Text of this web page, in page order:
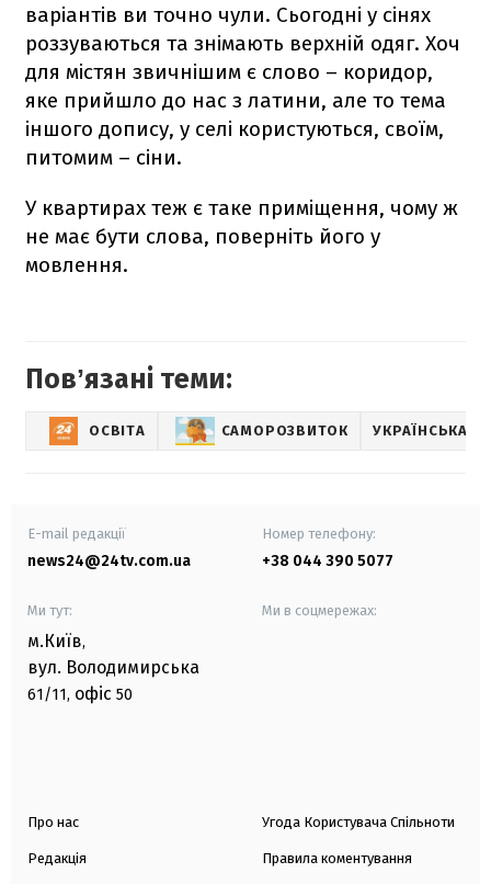
варіантів ви точно чули. Сьогодні у сінях
роззуваються та знімають верхній одяг. Хоч
для містян звичнішим є слово – коридор,
яке прийшло до нас з латини, але то тема
іншого допису, у селі користуються, своїм,
питомим – сіни.
У квартирах теж є таке приміщення, чому ж
не має бути слова, поверніть його у
мовлення.
Повʼязані теми:
ОСВІТА САМОРОЗВИТОК УКРАЇНСЬКА
E-mail редакції
news24@24tv.com.ua
Номер телефону:
+38 044 390 5077
Ми тут:
м.Київ,
вул. Володимирська
61/11, офіс 50
Ми в соцмережах:
Про нас
Редакція
Угода Користувача Спільноти
Правила коментування